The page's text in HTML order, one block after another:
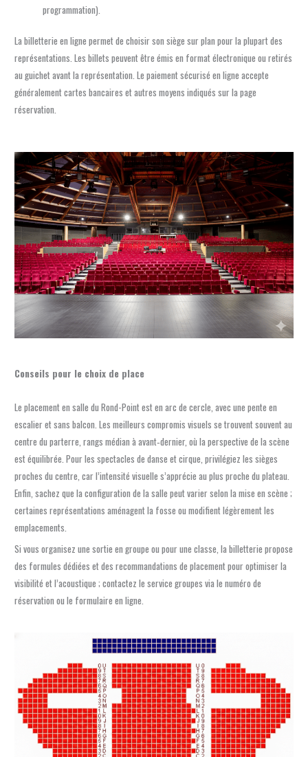
programmation).
La billetterie en ligne permet de choisir son siège sur plan pour la plupart des
représentations. Les billets peuvent être émis en format électronique ou retirés
au guichet avant la représentation. Le paiement sécurisé en ligne accepte
généralement cartes bancaires et autres moyens indiqués sur la page
réservation.
Conseils pour le choix de place
Le placement en salle du Rond-Point est en arc de cercle, avec une pente en
escalier et sans balcon. Les meilleurs compromis visuels se trouvent souvent au
centre du parterre, rangs médian à avant‑dernier, où la perspective de la scène
est équilibrée. Pour les spectacles de danse et cirque, privilégiez les sièges
proches du centre, car l’intensité visuelle s’apprécie au plus proche du plateau.
Enfin, sachez que la configuration de la salle peut varier selon la mise en scène ;
certaines représentations aménagent la fosse ou modifient légèrement les
emplacements.
Si vous organisez une sortie en groupe ou pour une classe, la billetterie propose
des formules dédiées et des recommandations de placement pour optimiser la
visibilité et l’acoustique ; contactez le service groupes via le numéro de
réservation ou le formulaire en ligne.